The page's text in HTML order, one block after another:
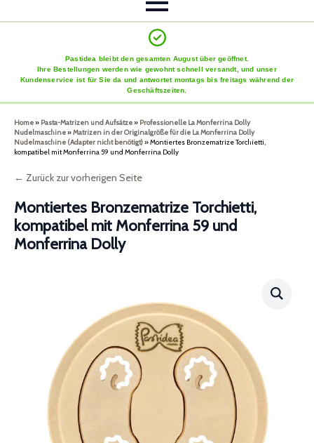
Pastidea bleibt den gesamten August über geöffnet.
Ihre Bestellungen werden wie gewohnt schnell versandt, und unser
Kundenservice ist für Sie da und antwortet montags bis freitags während der
Geschäftszeiten.
Home» Pasta-Matrizen und Aufsätze» Professionelle La Monferrina Dolly
Nudelmaschine»Matrizen in der Originalgröße für die La Monferrina Dolly
Nudelmaschine (Adapter nicht benötigt)»Montiertes Bronzematrize Torchietti,
kompatibel mit Monferrina 59 und Monferrina Dolly
← Zurück zur vorherigen Seite
Montiertes Bronzematrize Torchietti,
kompatibel mit Monferrina 59 und
Monferrina Dolly